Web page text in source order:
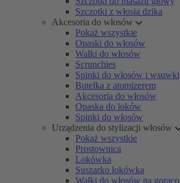
Szczotki z włosia dzika
Akcesoria do włosów
Pokaż wszystkie
Opaski do włosów
Wałki do włosów
Scrunchies
Spinki do włosów i wsuwki
Butelka z atomizerem
Akcesoria do włosów
Opaska do loków
Spinki do włosów
Urządzenia do stylizacji włosów
Pokaż wszystkie
Prostownica
Lokówka
Suszarko lokówka
Wałki do włosów na gorąco